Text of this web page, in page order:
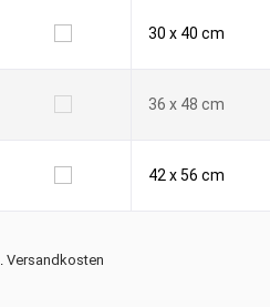
30 x 40 cm
36 x 48 cm
42 x 56 cm
Versandkosten